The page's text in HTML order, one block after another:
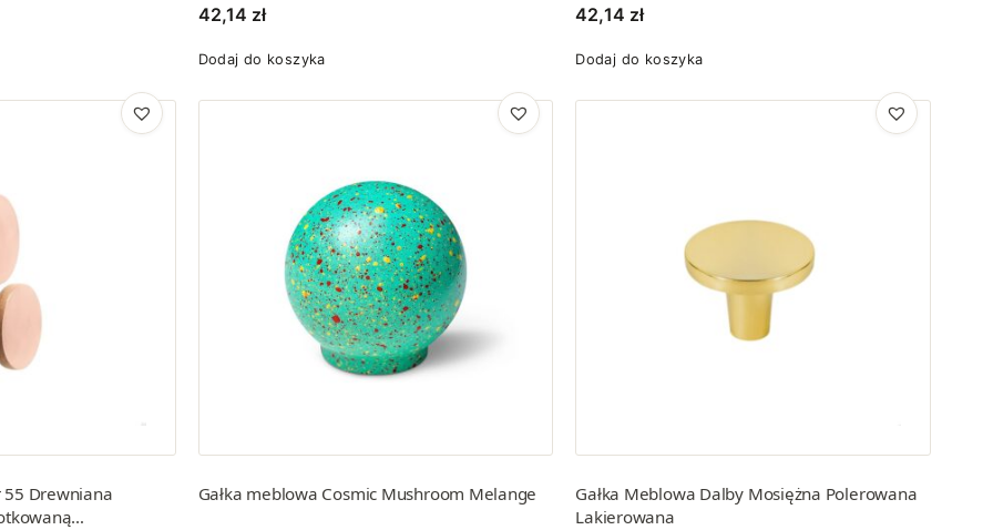
42,14 zł
Dodaj do koszyka
42,14 zł
Dodaj do koszyka
55 Drewniana
Gałka meblowa Cosmic Mushroom Melange
Gałka Meblowa Dalby Mosiężna Polerowana
Lakierowana